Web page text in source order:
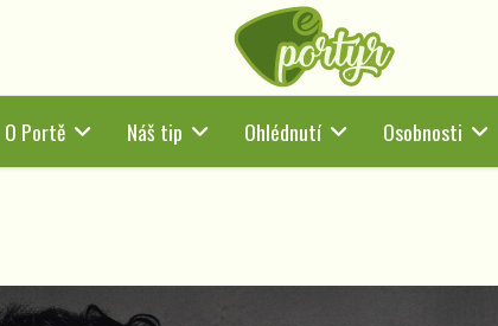
O Portě Náš tip Ohlédnutí Osobnosti